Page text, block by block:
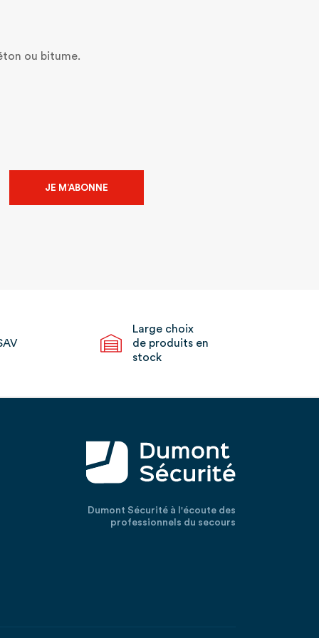
ou bitume.
JE M’ABONNE
Large choix
de produits en
stock
Dumont Sécurité à l'écoute des
professionnels du secours